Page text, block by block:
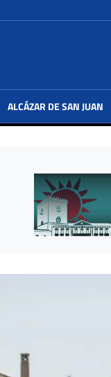
ALCÁZAR DE SAN JUAN